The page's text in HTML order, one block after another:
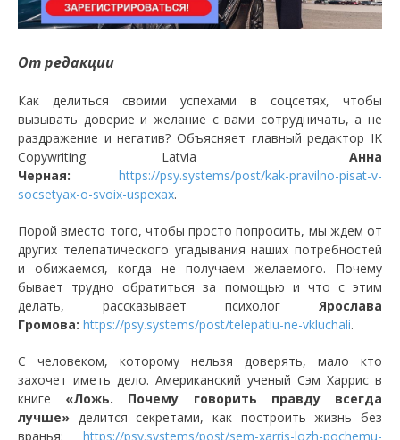
От редакции
Как делиться своими успехами в соцсетях, чтобы
вызывать доверие и желание с вами сотрудничать, а не
раздражение и негатив? Объясняет главный редактор IK
Copywriting Latvia Анна
Черная:
https://psy.systems/post/kak-pravilno-pisat-v-
socsetyax-o-svoix-uspexax.
Порой вместо того, чтобы просто попросить, мы ждем от
других телепатического угадывания наших потребностей
и обижаемся, когда не получаем желаемого. Почему
бывает трудно обратиться за помощью и что с этим
делать, рассказывает психолог Ярослава
Громова: https://psy.systems/post/telepatiu-ne-vkluchali.
С человеком, которому нельзя доверять, мало кто
захочет иметь дело. Американский ученый Сэм Харрис в
книге «Ложь. Почему говорить правду всегда
лучше» делится секретами, как построить жизнь без
вранья: https://psy.systems/post/sem-xarris-lozh-pochemu-